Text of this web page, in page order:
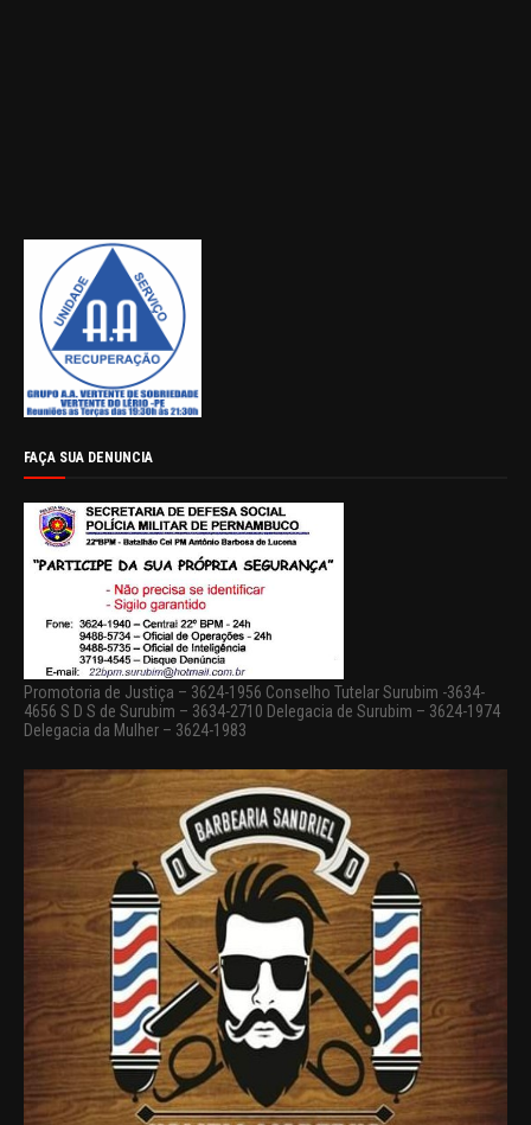
FAÇA SUA DENUNCIA
Promotoria de Justiça – 3624-1956 Conselho Tutelar Surubim -3634-
4656 S D S de Surubim – 3634-2710 Delegacia de Surubim – 3624-1974
Delegacia da Mulher – 3624-1983